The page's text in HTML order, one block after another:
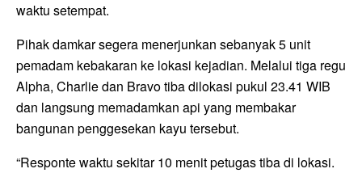
waktu setempat.
Pihak damkar segera menerjunkan sebanyak 5 unit
pemadam kebakaran ke lokasi kejadian. Melalui tiga regu
Alpha, Charlie dan Bravo tiba dilokasi pukul 23.41 WIB
dan langsung memadamkan api yang membakar
bangunan penggesekan kayu tersebut.
“Responte waktu sekitar 10 menit petugas tiba di lokasi.